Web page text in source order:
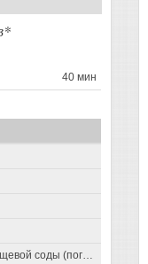
40 мин